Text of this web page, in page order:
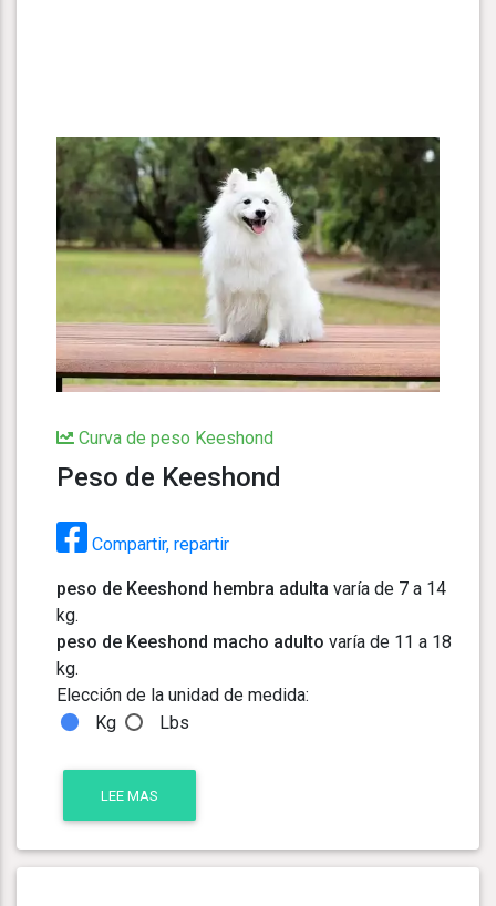
Curva de peso Keeshond
Peso de Keeshond
Compartir, repartir
peso de Keeshond hembra adulta varía de 7 a 14
kg.
peso de Keeshond macho adulto varía de 11 a 18
kg.
Elección de la unidad de medida:
Kg
Lbs
LEE MAS